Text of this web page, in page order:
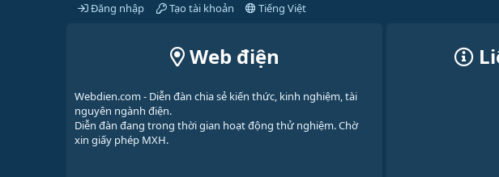
Đăng nhập Tạo tài khoản Tiếng Việt
Web điện
Webdien.com - Diễn đàn chia sẻ kiến thức, kinh nghiệm, tài
nguyên ngành điện.
Diễn đàn đang trong thời gian hoạt động thử nghiệm. Chờ
xin giấy phép MXH.